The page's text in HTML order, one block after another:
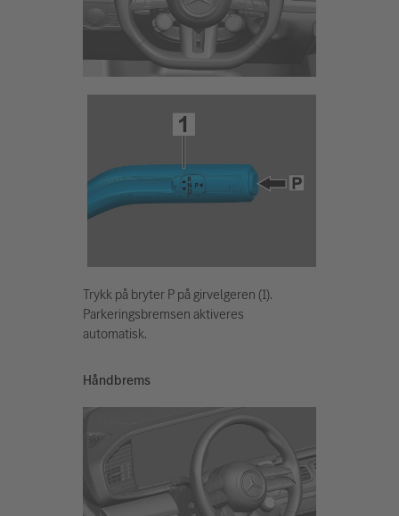
Trykk på bryter P på girvelgeren (1).
Parkeringsbremsen aktiveres
automatisk.
Håndbrems